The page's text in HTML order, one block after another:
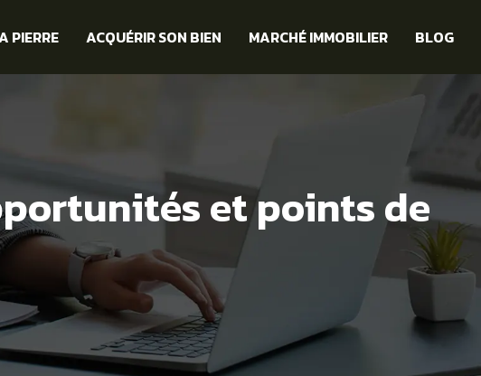
PIERRE ACQUÉRIR SON BIEN MARCHÉ IMMOBILIER BLOG
et points de